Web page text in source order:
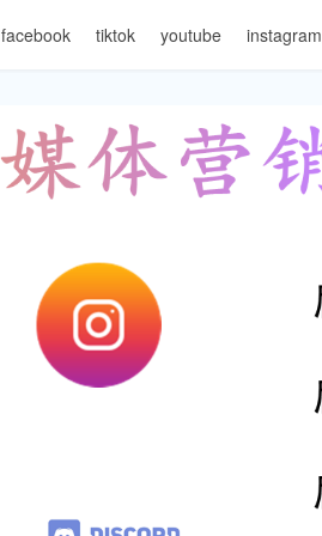
facebook tiktok youtube instagram